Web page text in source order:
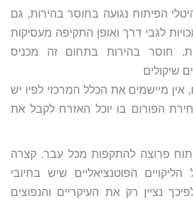
הפיתוח נגועה בחוסר בהירות, גם
לגבי דרך ואופן התקיפה מעסיקות
חוסר בהירות בתחום זה מכניס
שיקולים
אין מיישמים את הכלל המרכזי לפיו יש
הפורום בו יוכל האזרח לקבל את
פרוצה להתקפות מכל עבר. קצרה
הפוטנציאליים שיש בחיובי
נציין רק את העיקריים והנפוצים